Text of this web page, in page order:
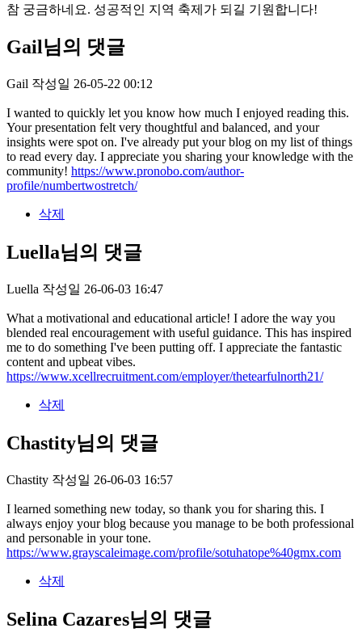
참 궁금하네요. 성공적인 지역 축제가 되길 기원합니다!
Gail님의 댓글
Gail 작성일 26-05-22 00:12
I wanted to quickly let you know how much I enjoyed reading this.
Your presentation felt very thoughtful and balanced, and your
insights were spot on. I've already put your blog on my list of things
to read every day. I appreciate you sharing your knowledge with the
community! https://www.pronobo.com/author-
profile/numbertwostretch/
삭제
Luella님의 댓글
Luella 작성일 26-06-03 16:47
What a motivational and educational article! I adore the way you
blended real encouragement with useful guidance. This has inspired
me to do something I've been putting off. I appreciate the fantastic
content and upbeat vibes.
https://www.xcellrecruitment.com/employer/thetearfulnorth21/
삭제
Chastity님의 댓글
Chastity 작성일 26-06-03 16:57
I learned something new today, so thank you for sharing this. I
always enjoy your blog because you manage to be both professional
and personable in your tone.
https://www.grayscaleimage.com/profile/sotuhatope%40gmx.com
삭제
Selina Cazares님의 댓글